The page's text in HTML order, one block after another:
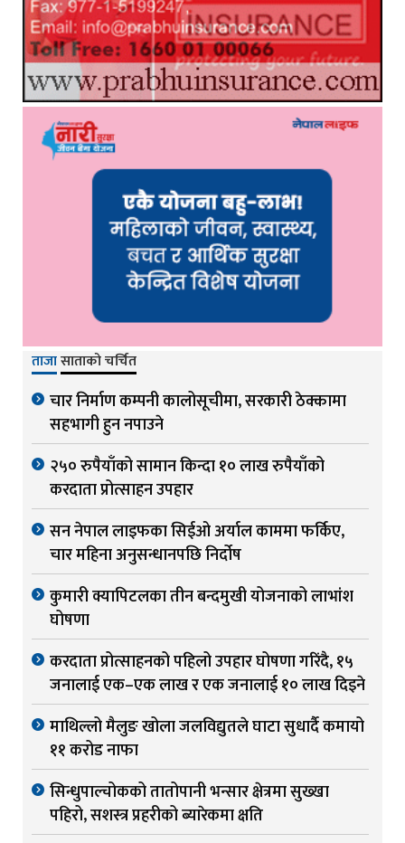
ताजासाताको चर्चित
चार निर्माण कम्पनी कालोसूचीमा, सरकारी ठेक्कामा
सहभागी हुन नपाउने
२५० रुपैयाँको सामान किन्दा १० लाख रुपैयाँको
करदाता प्रोत्साहन उपहार
सन नेपाल लाइफका सिईओ अर्याल काममा फर्किए,
चार महिना अनुसन्धानपछि निर्दोष
कुमारी क्यापिटलका तीन बन्दमुखी योजनाको लाभांश
घोषणा
करदाता प्रोत्साहनको पहिलो उपहार घोषणा गरिंदै, १५
जनालाई एक–एक लाख र एक जनालाई १० लाख दिइने
माथिल्लो मैलुङ खोला जलविद्युतले घाटा सुधार्दै कमायो
११ करोड नाफा
सिन्धुपाल्चोकको तातोपानी भन्सार क्षेत्रमा सुख्खा
पहिरो, सशस्त्र प्रहरीको ब्यारेकमा क्षति